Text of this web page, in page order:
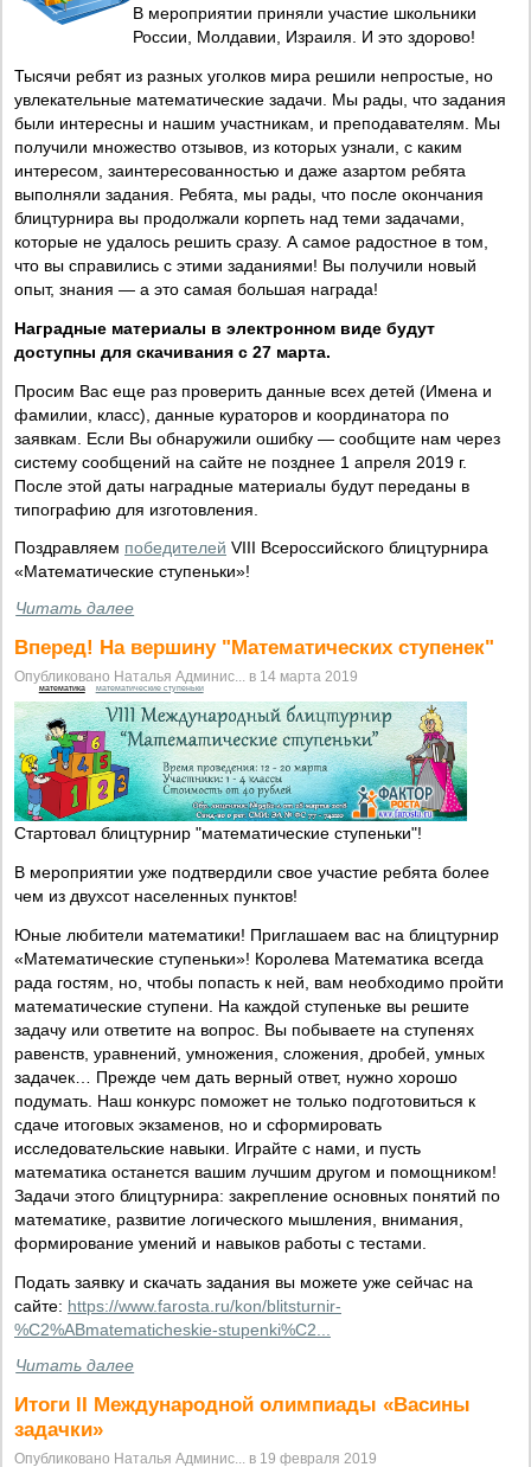
В мероприятии приняли участие школьники
России, Молдавии, Израиля. И это здорово!
Тысячи ребят из разных уголков мира решили непростые, но
увлекательные математические задачи. Мы рады, что задания
были интересны и нашим участникам, и преподавателям. Мы
получили множество отзывов, из которых узнали, с каким
интересом, заинтересованностью и даже азартом ребята
выполняли задания. Ребята, мы рады, что после окончания
блицтурнира вы продолжали корпеть над теми задачами,
которые не удалось решить сразу. А самое радостное в том,
что вы справились с этими заданиями! Вы получили новый
опыт, знания — а это самая большая награда!
Наградные материалы в электронном виде будут
доступны для скачивания c 27 марта.
Просим Вас еще раз проверить данные всех детей (Имена и
фамилии, класс), данные кураторов и координатора по
заявкам. Если Вы обнаружили ошибку — сообщите нам через
систему сообщений на сайте не позднее 1 апреля 2019 г.
После этой даты наградные материалы будут переданы в
типографию для изготовления.
Поздравляем победителей VIII Всероссийского блицтурнира
«Математические ступеньки»!
Читать далее
Вперед! На вершину "Математических ступенек"
Опубликовано Наталья Админис... в 14 марта 2019
математика математические ступеньки
Стартовал блицтурнир "математические ступеньки"!
В мероприятии уже подтвердили свое участие ребята более
чем из двухсот населенных пунктов!
Юные любители математики! Приглашаем вас на блицтурнир
«Математические ступеньки»! Королева Математика всегда
рада гостям, но, чтобы попасть к ней, вам необходимо пройти
математические ступени. На каждой ступеньке вы решите
задачу или ответите на вопрос. Вы побываете на ступенях
равенств, уравнений, умножения, сложения, дробей, умных
задачек… Прежде чем дать верный ответ, нужно хорошо
подумать. Наш конкурс поможет не только подготовиться к
сдаче итоговых экзаменов, но и сформировать
исследовательские навыки. Играйте с нами, и пусть
математика останется вашим лучшим другом и помощником!
Задачи этого блицтурнира: закрепление основных понятий по
математике, развитие логического мышления, внимания,
формирование умений и навыков работы с тестами.
Подать заявку и скачать задания вы можете уже сейчас на
сайте: https://www.farosta.ru/kon/blitsturnir-
%C2%ABmatematicheskie-stupenki%C2...
Читать далее
Итоги II Международной олимпиады «Васины
задачки»
Опубликовано Наталья Админис... в 19 февраля 2019